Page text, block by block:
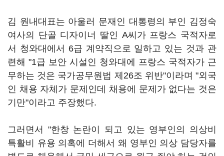
김 원내대표는 아울러 문재인 대통령의 부인 김정숙
여사의 단골 디자이너 딸인 A씨가 프랑스 국적자로
서 청와대에서 6급 계약직으로 일하고 있는 것과 관
련해 "1급 보안 시설인 청와대에 프랑스 국적자가 근
무하는 것은 국가공무원법 제26조 위반"이라며 "외국
인 채용 자체가 문제인데 채용에 문제가 없다는 것은
기만"이라고 주장했다.
그러면서 "한창 논란이 되고 있는 영부인의 의상비
특활비 유용 의혹에 더해서 왜 영부인 의상 담당자를